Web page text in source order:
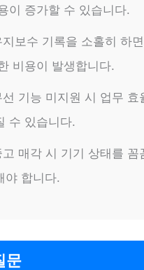
이 증가할 수 있습니다.
지보수 기록을 소홀히 하
비용이 발생합니다.
선 기능 미지원 시 업무 효
수 있습니다.
고 매각 시 기기 상태를 꼼
야 합니다.
문